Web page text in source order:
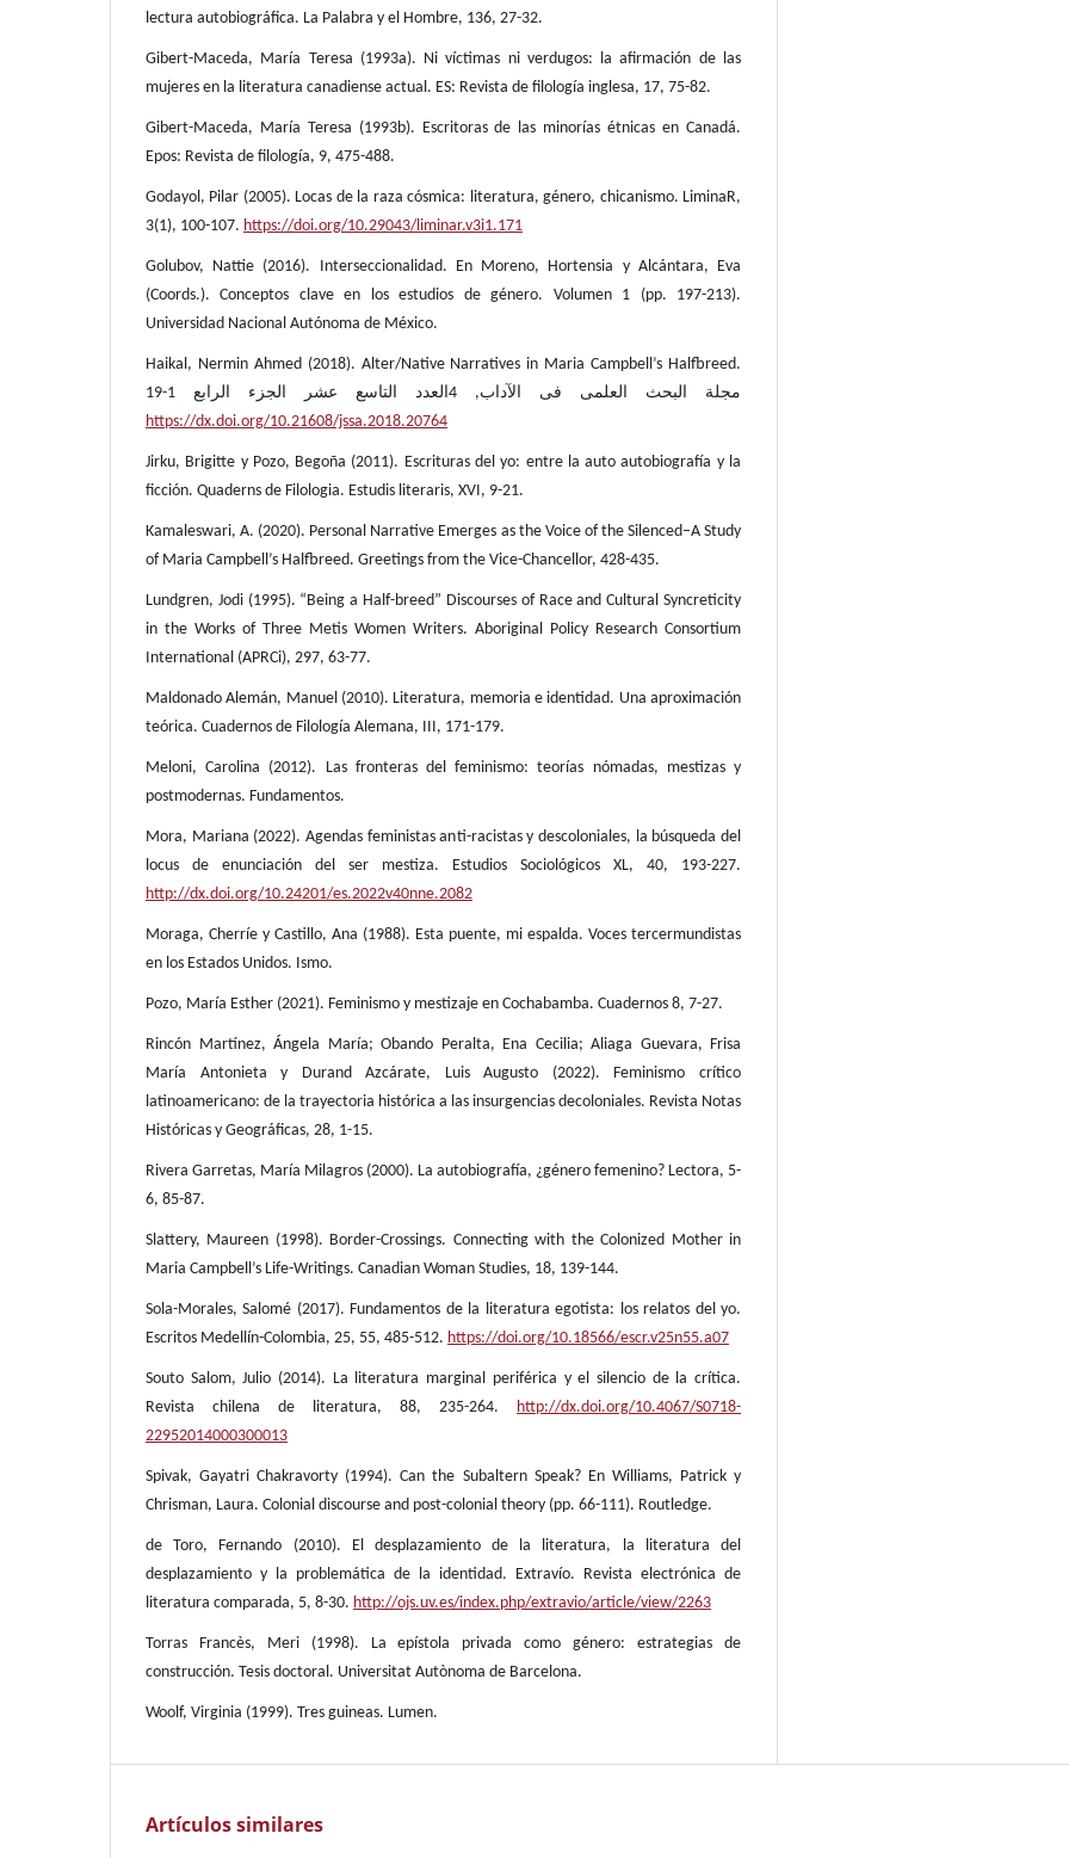
lectura autobiográfica. La Palabra y el Hombre, 136, 27-32.
Gibert-Maceda, María Teresa (1993a). Ni víctimas ni verdugos: la afirmación de las
mujeres en la literatura canadiense actual. ES: Revista de filología inglesa, 17, 75-82.
Gibert-Maceda, María Teresa (1993b). Escritoras de las minorías étnicas en Canadá.
Epos: Revista de filología, 9, 475-488.
Godayol, Pilar (2005). Locas de la raza cósmica: literatura, género, chicanismo. LiminaR,
3(1), 100-107. https://doi.org/10.29043/liminar.v3i1.171
Golubov, Nattie (2016). Interseccionalidad. En Moreno, Hortensia y Alcántara, Eva
(Coords.). Conceptos clave en los estudios de género. Volumen 1 (pp. 197-213).
Universidad Nacional Autónoma de México.
Haikal, Nermin Ahmed (2018). Alter/Native Narratives in Maria Campbell’s Halfbreed.
مجلة البحث العلمی فی الآداب, 4العدد التاسع عشر الجزء الرابع 1-19
https://dx.doi.org/10.21608/jssa.2018.20764
Jirku, Brigitte y Pozo, Begoña (2011). Escrituras del yo: entre la auto autobiografía y la
ficción. Quaderns de Filologia. Estudis literaris, XVI, 9-21.
Kamaleswari, A. (2020). Personal Narrative Emerges as the Voice of the Silenced–A Study
of Maria Campbell’s Halfbreed. Greetings from the Vice-Chancellor, 428-435.
Lundgren, Jodi (1995). “Being a Half-breed” Discourses of Race and Cultural Syncreticity
in the Works of Three Metis Women Writers. Aboriginal Policy Research Consortium
International (APRCi), 297, 63-77.
Maldonado Alemán, Manuel (2010). Literatura, memoria e identidad. Una aproximación
teórica. Cuadernos de Filología Alemana, III, 171-179.
Meloni, Carolina (2012). Las fronteras del feminismo: teorías nómadas, mestizas y
postmodernas. Fundamentos.
Mora, Mariana (2022). Agendas feministas anti-racistas y descoloniales, la búsqueda del
locus de enunciación del ser mestiza. Estudios Sociológicos XL, 40, 193-227.
http://dx.doi.org/10.24201/es.2022v40nne.2082
Moraga, Cherríe y Castillo, Ana (1988). Esta puente, mi espalda. Voces tercermundistas
en los Estados Unidos. Ismo.
Pozo, María Esther (2021). Feminismo y mestizaje en Cochabamba. Cuadernos 8, 7-27.
Rincón Martínez, Ángela María; Obando Peralta, Ena Cecilia; Aliaga Guevara, Frisa
María Antonieta y Durand Azcárate, Luis Augusto (2022). Feminismo crítico
latinoamericano: de la trayectoria histórica a las insurgencias decoloniales. Revista Notas
Históricas y Geográficas, 28, 1-15.
Rivera Garretas, María Milagros (2000). La autobiografía, ¿género femenino? Lectora, 5-
6, 85-87.
Slattery, Maureen (1998). Border-Crossings. Connecting with the Colonized Mother in
Maria Campbell’s Life-Writings. Canadian Woman Studies, 18, 139-144.
Sola-Morales, Salomé (2017). Fundamentos de la literatura egotista: los relatos del yo.
Escritos Medellín-Colombia, 25, 55, 485-512. https://doi.org/10.18566/escr.v25n55.a07
Souto Salom, Julio (2014). La literatura marginal periférica y el silencio de la crítica.
Revista chilena de literatura, 88, 235-264.
http://dx.doi.org/10.4067/S0718-
22952014000300013
Spivak, Gayatri Chakravorty (1994). Can the Subaltern Speak? En Williams, Patrick y
Chrisman, Laura. Colonial discourse and post-colonial theory (pp. 66-111). Routledge.
de Toro, Fernando (2010). El desplazamiento de la literatura, la literatura del
desplazamiento y la problemática de la identidad. Extravío. Revista electrónica de
literatura comparada, 5, 8-30. http://ojs.uv.es/index.php/extravio/article/view/2263
Torras Francès, Meri (1998). La epístola privada como género: estrategias de
construcción. Tesis doctoral. Universitat Autònoma de Barcelona.
Woolf, Virginia (1999). Tres guineas. Lumen.
Artículos similares